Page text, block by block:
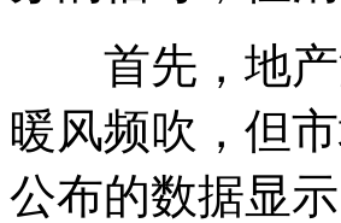
首先，地产
暖风频吹，但
公布的数据显